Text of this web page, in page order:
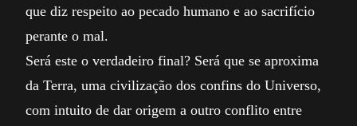
que diz respeito ao pecado humano e ao sacrifício
perante o mal.
Será este o verdadeiro final? Será que se aproxima
da Terra, uma civilização dos confins do Universo,
com intuito de dar origem a outro conflito entre